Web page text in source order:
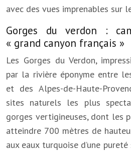
avec des vues imprenables sur
Gorges du verdon :
« grand canyon français »
Les Gorges du Verdon,
par la rivière éponyme entre
et des Alpes-de-Haute-
sites naturels les plus
gorges vertigineuses, dont les
atteindre 700 mètres de
aux eaux turquoise d’une